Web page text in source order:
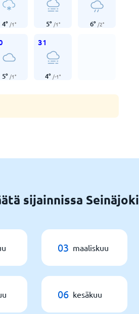
4° /1° 5° /1° 6° /2°
5° /1°
31
4° /-1°
sijainnissa Seinäjoki
03 maaliskuu
06 kesäkuu